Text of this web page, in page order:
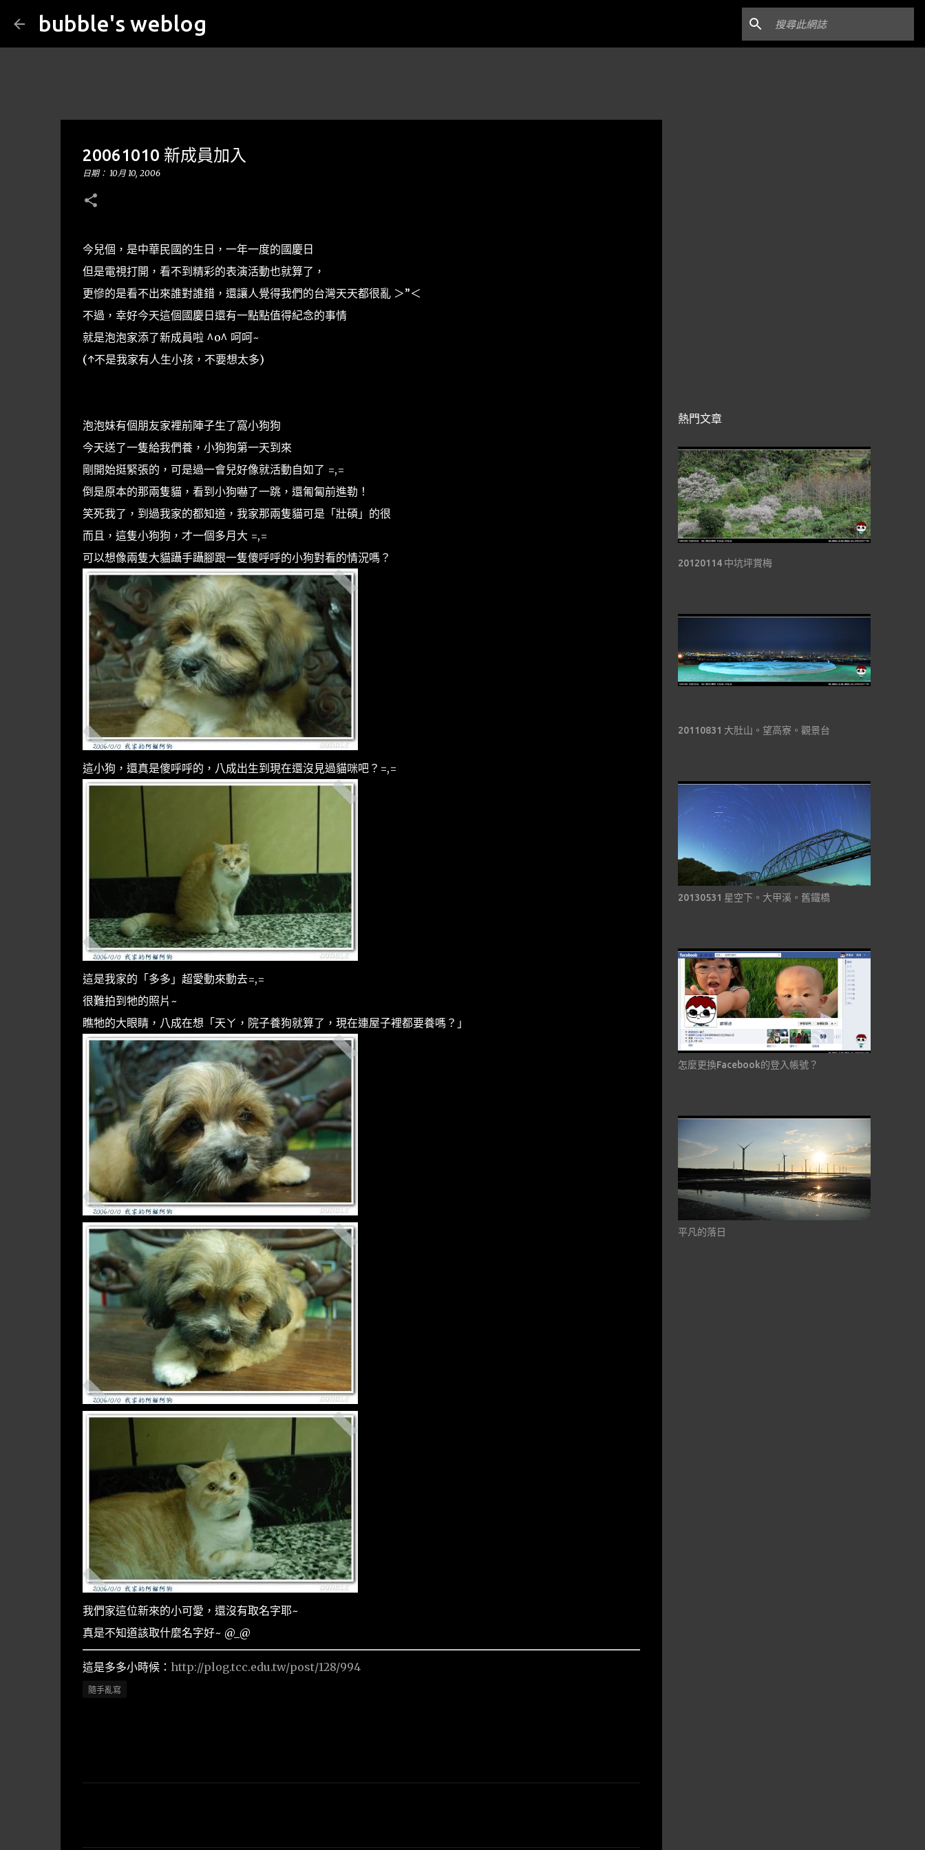
bubble's weblog
20061010 新成員加入
日期： 10月 10, 2006
今兒個，是中華民國的生日，一年一度的國慶日
但是電視打開，看不到精彩的表演活動也就算了，
更慘的是看不出來誰對誰錯，還讓人覺得我們的台灣天天都很亂 ＞”＜
不過，幸好今天這個國慶日還有一點點值得紀念的事情
就是泡泡家添了新成員啦 ^o^ 呵呵~
(↑不是我家有人生小孩，不要想太多)
泡泡妹有個朋友家裡前陣子生了窩小狗狗
今天送了一隻給我們養，小狗狗第一天到來
剛開始挺緊張的，可是過一會兒好像就活動自如了 =,=
倒是原本的那兩隻貓，看到小狗嚇了一跳，還匍匐前進勒！
笑死我了，到過我家的都知道，我家那兩隻貓可是「壯碩」的很
而且，這隻小狗狗，才一個多月大 =,=
可以想像兩隻大貓躡手躡腳跟一隻傻呼呼的小狗對看的情況嗎？
這小狗，還真是傻呼呼的，八成出生到現在還沒見過貓咪吧？=,=
這是我家的「多多」超愛動來動去=,=
很難拍到牠的照片~
瞧牠的大眼睛，八成在想「天ㄚ，院子養狗就算了，現在連屋子裡都要養嗎？」
我們家這位新來的小可愛，還沒有取名字耶~
真是不知道該取什麼名字好~ @_@
這是多多小時候： http://plog.tcc.edu.tw/post/128/994
隨手亂寫
熱門文章
20120114 中坑坪賞梅
20110831 大肚山。望高寮。觀景台
20130531 星空下。大甲溪。舊鐵橋
怎麼更換Facebook的登入帳號？
平凡的落日